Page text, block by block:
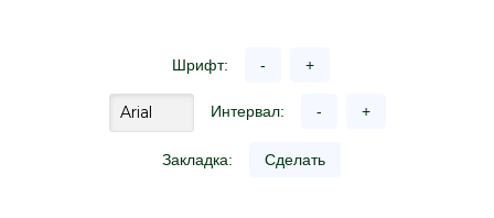
Шрифт: - +
Интервал: - +
Закладка: Сделать